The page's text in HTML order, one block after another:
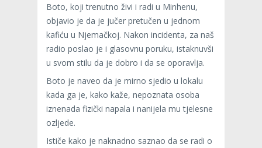
Boto, koji trenutno živi i radi u Minhenu,
objavio je da je jučer pretučen u jednom
kafiću u Njemačkoj. Nakon incidenta, za naš
radio poslao je i glasovnu poruku, istaknuvši
u svom stilu da je dobro i da se oporavlja.
Boto je naveo da je mirno sjedio u lokalu
kada ga je, kako kaže, nepoznata osoba
iznenada fizički napala i nanijela mu tjelesne
ozljede.
Ističe kako je naknadno saznao da se radi o